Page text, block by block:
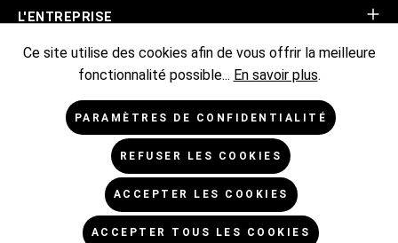
L'ENTREPRISE
ASSISTANCE BOUTIQUE
INFORMATIONS
* Tous les prix sont hors TVA TVA majorée de,
Ce site utilise des cookies afin de vous offrir la meilleure
fonctionnalité possible... En savoir plus.
PARAMÈTRES DE CONFIDENTIALITÉ
REFUSER LES COOKIES
ACCEPTER LES COOKIES
ACCEPTER TOUS LES COOKIES